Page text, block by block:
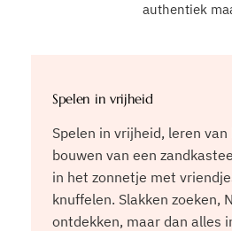
authentiek
Spelen in vrijheid
Spelen in vrijheid, leren
bouwen van een
in het zonnetje met
knuffelen. Slakken zoeken,
ontdekken, maar dan alles